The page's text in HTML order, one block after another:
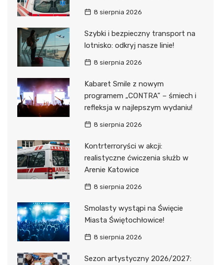
8 sierpnia 2026
Szybki i bezpieczny transport na
lotnisko: odkryj nasze linie!
8 sierpnia 2026
Kabaret Smile z nowym
programem „CONTRA” – śmiech i
refleksja w najlepszym wydaniu!
8 sierpnia 2026
Kontrterroryści w akcji:
realistyczne ćwiczenia służb w
Arenie Katowice
8 sierpnia 2026
Smolasty wystąpi na Święcie
Miasta Świętochłowice!
8 sierpnia 2026
Sezon artystyczny 2026/2027: